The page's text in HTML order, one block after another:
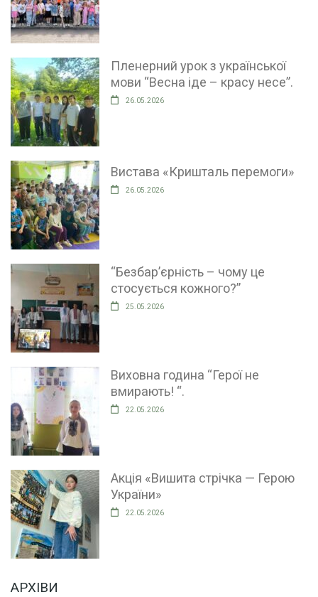
Пленерний урок з української
мови “Весна іде – красу несе”.
26.05.2026
Вистава «Кришталь перемоги»
26.05.2026
“Безбар’єрність – чому це
стосується кожного?”
25.05.2026
Виховна година “Герої не
вмирають! “.
22.05.2026
Акція «Вишита стрічка — Герою
України»
22.05.2026
АРХІВИ